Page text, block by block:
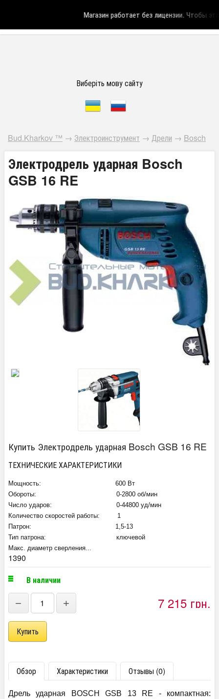
Магазин работает без лицензии.Чтобы эта
Виберіть мову сайту
Bud.Kharkov ™ → Электроинструмент → Дрели → Bosch
Электродрель ударная Bosch
GSB 16 RE
Купить Электродрель ударная Bosch GSB 16 RE
ТЕХНИЧЕСКИЕ ХАРАКТЕРИСТИКИ
Мощность: 600 Вт
Обороты: 0-2800 об/мин
Число ударов: 0-44800 уд/мин
Количество скоростей работы: 1
Патрон: 1,5-13
Тип патрона: ключевой
Макс. диаметр сверления...
1390
В наличии
− + 7 215 грн.
Обзор Характеристики Отзывы (0)
Дрель ударная BOSCH GSB 13 RE - компактная: